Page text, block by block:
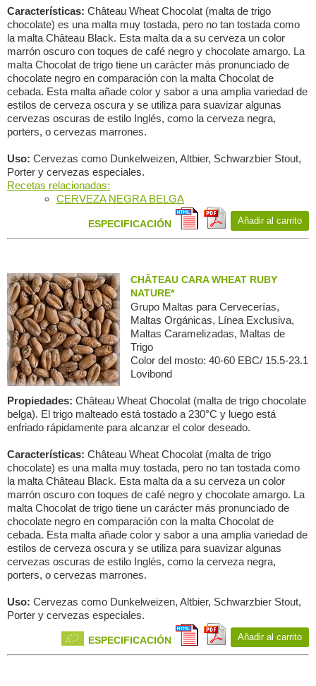
Características: Château Wheat Chocolat (malta de trigo
chocolate) es una malta muy tostada, pero no tan tostada como
la malta Château Black. Esta malta da a su cerveza un color
marrón oscuro con toques de café negro y chocolate amargo. La
malta Chocolat de trigo tiene un carácter más pronunciado de
chocolate negro en comparación con la malta Chocolat de
cebada. Esta malta añade color y sabor a una amplia variedad de
estilos de cerveza oscura y se utiliza para suavizar algunas
cervezas oscuras de estilo Inglés, como la cerveza negra,
porters, o cervezas marrones.
Uso: Cervezas como Dunkelweizen, Altbier, Schwarzbier Stout,
Porter y cervezas especiales.
Recetas relacionadas:
CERVEZA NEGRA BELGA
ESPECIFICACIÓN Añadir al carrito
CHÂTEAU CARA WHEAT RUBY
NATURE*
Grupo Maltas para Сervecerías,
Maltas Orgánicas, Línea Exclusiva,
Maltas Caramelizadas, Maltas de
Trigo
Color del mosto: 40-60 EBC/ 15.5-23.1
Lovibond
Propiedades: Château Wheat Chocolat (malta de trigo chocolate
belga). El trigo malteado está tostado a 230°C y luego está
enfriado rápidamente para alcanzar el color deseado.
Características: Château Wheat Chocolat (malta de trigo
chocolate) es una malta muy tostada, pero no tan tostada como
la malta Château Black. Esta malta da a su cerveza un color
marrón oscuro con toques de café negro y chocolate amargo. La
malta Chocolat de trigo tiene un carácter más pronunciado de
chocolate negro en comparación con la malta Chocolat de
cebada. Esta malta añade color y sabor a una amplia variedad de
estilos de cerveza oscura y se utiliza para suavizar algunas
cervezas oscuras de estilo Inglés, como la cerveza negra,
porters, o cervezas marrones.
Uso: Cervezas como Dunkelweizen, Altbier, Schwarzbier Stout,
Porter y cervezas especiales.
ESPECIFICACIÓN Añadir al carrito